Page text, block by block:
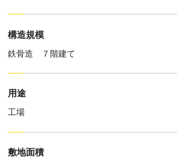
構造規模
鉄骨造 ７階建て
用途
工場
敷地面積